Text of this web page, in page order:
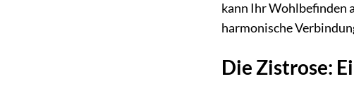
kann Ihr Wohlbefinden
harmonische
Die Zistrose: